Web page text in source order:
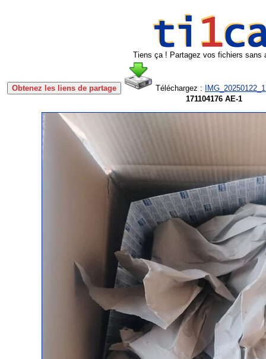
Tiens ça ! Partagez vos fichiers sans
Obtenez les liens de partage Téléchargez :
171104176 AE-1